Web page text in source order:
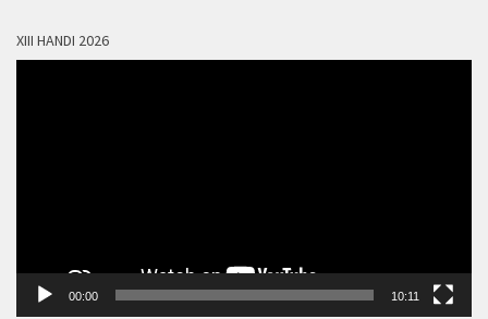
XIII HANDI 2026
00:00 10:11